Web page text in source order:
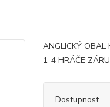
ANGLICKÝ OBAL
1-4 HRÁČE
Dostupnost